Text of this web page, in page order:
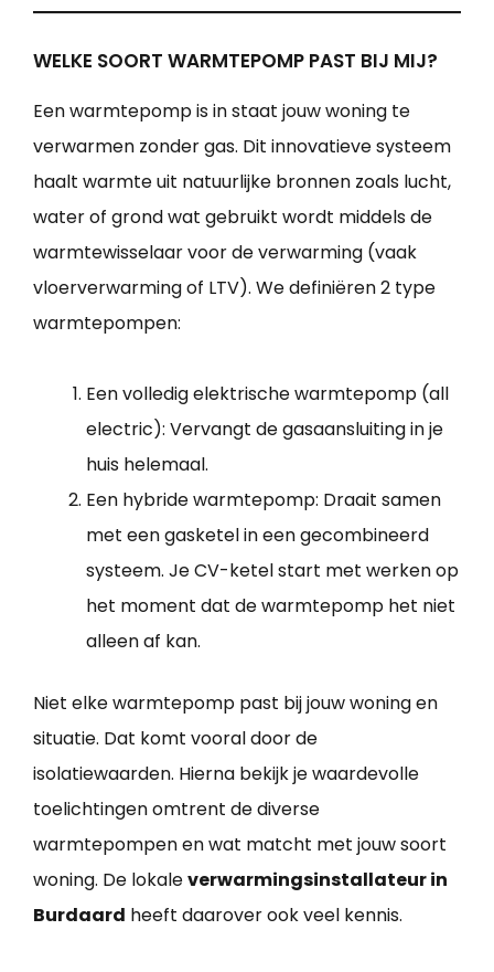
WELKE SOORT WARMTEPOMP PAST BIJ MIJ?
Een warmtepomp is in staat jouw woning te
verwarmen zonder gas. Dit innovatieve systeem
haalt warmte uit natuurlijke bronnen zoals lucht,
water of grond wat gebruikt wordt middels de
warmtewisselaar voor de verwarming (vaak
vloerverwarming of LTV). We definiëren 2 type
warmtepompen:
Een volledig elektrische warmtepomp (all
electric): Vervangt de gasaansluiting in je
huis helemaal.
Een hybride warmtepomp: Draait samen
met een gasketel in een gecombineerd
systeem. Je CV-ketel start met werken op
het moment dat de warmtepomp het niet
alleen af kan.
Niet elke warmtepomp past bij jouw woning en
situatie. Dat komt vooral door de
isolatiewaarden. Hierna bekijk je waardevolle
toelichtingen omtrent de diverse
warmtepompen en wat matcht met jouw soort
woning. De lokaleverwarmingsinstallateur in
Burdaard heeft daarover ook veel kennis.